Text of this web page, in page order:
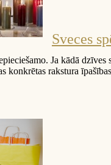
Sveces
Ja kādā dzīves
konkrētas rakstura